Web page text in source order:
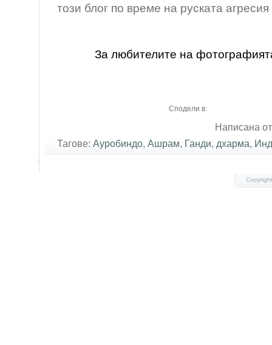
този блог по време на руската
За любителите на
Сподели в:
Написана
Тагове: Ауробиндо, Ашрам, Ганди, дхарма,